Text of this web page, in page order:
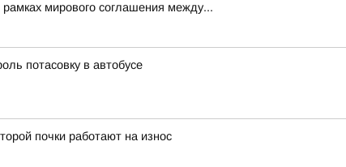
мирового соглашения между...
потасовку в автобусе
почки работают на износ